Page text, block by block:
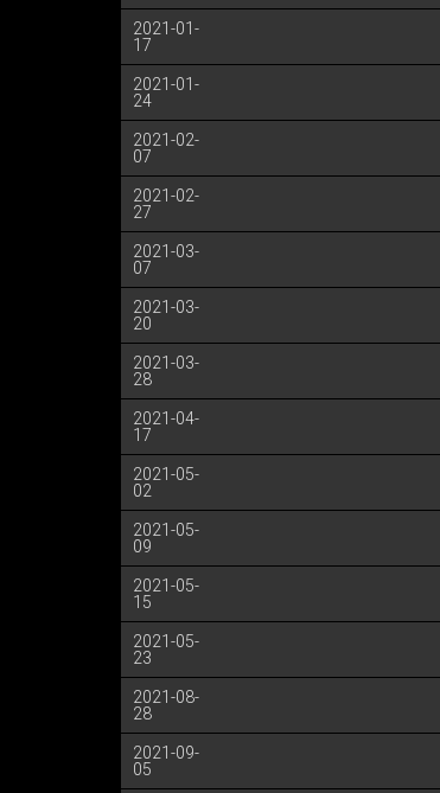
2021-01-
17
2021-01-
24
2021-02-
07
2021-02-
27
2021-03-
07
2021-03-
20
2021-03-
28
2021-04-
17
2021-05-
02
2021-05-
09
2021-05-
15
2021-05-
23
2021-08-
28
2021-09-
05